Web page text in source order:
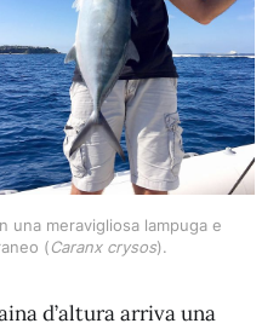
una meravigliosa lampuga e
(Caranx crysos).
d’altura arriva una